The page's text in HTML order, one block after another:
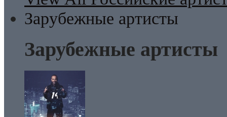
Зарубежные артисты
Зарубежные артисты